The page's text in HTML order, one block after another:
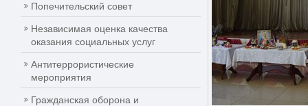
Попечительский совет
Независимая оценка качества
оказания социальных услуг
Антитеррористические
мероприятия
Гражданская оборона и